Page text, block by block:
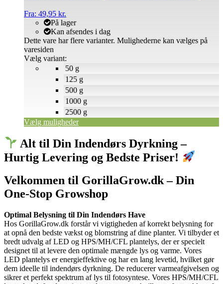
Fra: 49,95 kr.
På lager
Kan afsendes i dag
Vælg variant:
Vælg muligheder
Dette vare har flere varianter. Mulighederne kan vælges på
varesiden
50 g
125 g
500 g
1000 g
2500 g
Alt til Din Indendørs Dyrkning –
Hurtig Levering og Bedste Priser!
Velkommen til GorillaGrow.dk – Din
One-Stop Growshop
Optimal Belysning til Din Indendørs Have
Hos GorillaGrow.dk forstår vi vigtigheden af korrekt belysning for
at opnå den bedste vækst og blomstring af dine planter. Vi tilbyder et
bredt udvalg af LED og HPS/MH/CFL plantelys, der er specielt
designet til at levere den optimale mængde lys og varme. Vores
LED plantelys er energieffektive og har en lang levetid, hvilket gør
dem ideelle til indendørs dyrkning. De reducerer varmeafgivelsen og
sikrer et perfekt spektrum af lys til fotosyntese. Vores HPS/MH/CFL